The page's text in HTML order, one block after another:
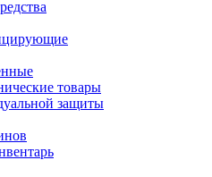
товары
защиты